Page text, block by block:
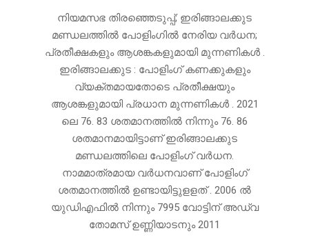
നിയമസഭ തിരഞ്ഞെടുപ്പ്; ഇരിങ്ങാലക്കുട
മണ്ഡലത്തിൽ പോളിംഗിൽ നേരിയ വർധന;
പ്രതീക്ഷകളും ആശങ്കകളുമായി മുന്നണികൾ .
ഇരിങ്ങാലക്കുട : പോളിംഗ് കണക്കുകളും
വ്യക്തമായതോടെ പ്രതീക്ഷയും
ആശങ്കളുമായി പ്രധാന മുന്നണികൾ . 2021
ലെ 76. 83 ശതമാനത്തിൽ നിന്നും 76. 86
ശതമാനമായിട്ടാണ് ഇരിങ്ങാലക്കുട
മണ്ഡലത്തിലെ പോളിംഗ് വർധന.
നാമമാത്രമായ വർധനവാണ് പോളിംഗ്
ശതമാനത്തിൽ ഉണ്ടായിട്ടുളളത് . 2006 ൽ
യുഡിഎഫിൽ നിന്നും 7995 വോട്ടിന് അഡ്വ
തോമസ് ഉണ്ണിയാടനും 2011